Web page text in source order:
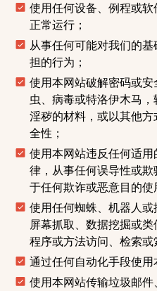
使用任何设备、例程或
正常运行；
从事任何可能对我们的
担的行为；
使用本网站破解密码或
虫、病毒或特洛伊木马
淫秽的材料，或以其他
全性；
使用本网站违反任何适
律，从事任何误导性或
于任何欺诈或恶意目的使
使用任何蜘蛛、机器人
屏幕抓取、数据挖掘或类
程序或方法访问、检索或
通过任何自动化手段使用
使用本网站传输垃圾邮